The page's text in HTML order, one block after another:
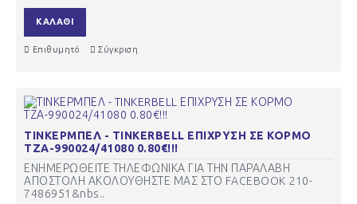
ΚΑΛΆΘΙ
Επιθυμητό Σύγκριση
ΤΙΝΚΕΡΜΠΕΛ - TINKERBELL ΕΠΙΧΡΥΣΗ ΣΕ ΚΟΡΜΟ
ΤΖΑ-990024/41080 0.80€!!!
ΕΝΗΜΕΡΩΘΕΙΤΕ ΤΗΛΕΦΩΝΙΚΑ ΓΙΑ ΤΗΝ ΠΑΡΑΛΑΒΗ
ΑΠΟΣΤΟΛΗ ΑΚΟΛΟΥΘΗΣΤΕ ΜΑΣ ΣΤΟ FACEBOOK 210-
7486951&nbs..